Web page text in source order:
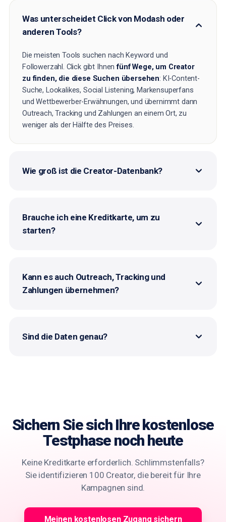
Was unterscheidet Click von Modash oder
anderen Tools?
Die meisten Tools suchen nach Keyword und
Followerzahl. Click gibt Ihnenfünf Wege, um Creator
zu finden, die diese Suchen übersehen: KI-Content-
Suche, Lookalikes, Social Listening, Markensuperfans
und Wettbewerber-Erwähnungen, und übernimmt dann
Outreach, Tracking und Zahlungen an einem Ort, zu
weniger als der Hälfte des Preises.
Wie groß ist die Creator-Datenbank?
Brauche ich eine Kreditkarte, um zu
starten?
Kann es auch Outreach, Tracking und
Zahlungen übernehmen?
Sind die Daten genau?
Sichern Sie sich Ihre kostenlose
Testphase noch heute
Keine Kreditkarte erforderlich. Schlimmstenfalls?
Sie identifizieren 100 Creator, die bereit für Ihre
Kampagnen sind.
Meinen kostenlosen Zugang sichern